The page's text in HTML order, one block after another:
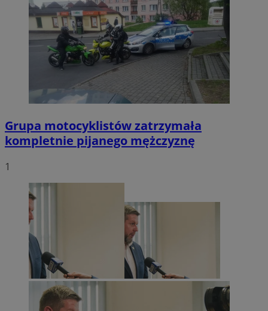
Grupa motocyklistów zatrzymała
kompletnie pijanego mężczyznę
1